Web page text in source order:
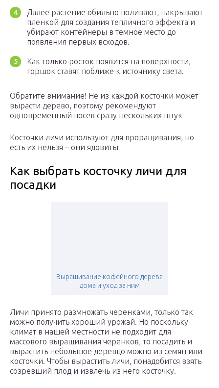
Далее растение обильно поливают, накрывают
пленкой для создания тепличного эффекта и
убирают контейнеры в темное место до
появления первых всходов.
Как только росток появится на поверхности,
горшок ставят поближе к источнику света.
Обратите внимание! Не из каждой косточки может
вырасти дерево, поэтому рекомендуют
одновременный посев сразу нескольких штук
Косточки личи используют для проращивания, но
есть их нельзя – они ядовиты
Как выбрать косточку личи для
посадки
Выращивание кофейного дерева
дома и уход за ним
Личи принято размножать черенками, только так
можно получить хороший урожай. Но поскольку
климат в нашей местности не подходит для
массового выращивания черенков, то посадить и
вырастить небольшое деревцо можно из семян или
косточки. Чтобы вырастить личи, понадобится взять
созревший плод и извлечь из него косточку.